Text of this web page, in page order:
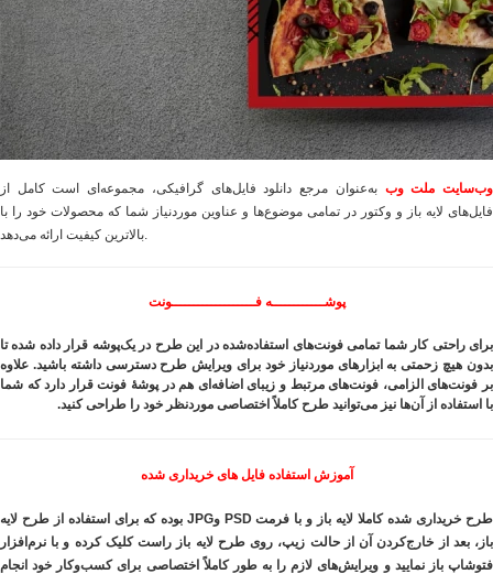
وب‌سایت ملت وب به‌عنوان مرجع دانلود فایل‌های گرافیکی، مجموعه‌ای است کامل از
فایل‌های لایه باز و وکتور در تمامی موضوع‌ها و عناوین موردنیاز شما که محصولات خود را با
پوشــــــــــــه فـــــــــــــــــــونت
برای راحتی کار شما تمامی فونت‌های استفاده‌شده در این طرح در یک‌پوشه قرار داده شده تا
بدون هیچ زحمتی به ابزارهای موردنیاز خود برای ویرایش طرح دسترسی داشته باشید. علاوه
بر فونت‌های الزامی، فونت‌های مرتبط و زیبای اضافه‌ای هم در پوشهٔ فونت قرار دارد که شما
با استفاده از آن‌ها نیز می‌توانید طرح کاملاً اختصاصی موردنظر خود را طراحی کنید.
آموزش استفاده فایل های خریداری شده
طرح خریداری شده کاملا لایه باز و با فرمت PSD وJPG بوده که برای استفاده از طرح لایه
باز، بعد از خارج‌کردن آن از حالت زیپ، روی طرح لایه باز راست کلیک کرده و با نرم‌افزار
فتوشاپ باز نمایید و ویرایش‌های لازم را به طور کاملاً اختصاصی برای کسب‌وکار خود انجام